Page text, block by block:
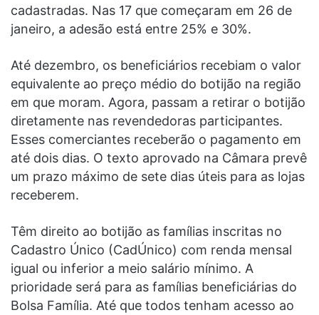
cadastradas. Nas 17 que começaram em 26 de
janeiro, a adesão está entre 25% e 30%.
Até dezembro, os beneficiários recebiam o valor
equivalente ao preço médio do botijão na região
em que moram. Agora, passam a retirar o botijão
diretamente nas revendedoras participantes.
Esses comerciantes receberão o pagamento em
até dois dias. O texto aprovado na Câmara prevê
um prazo máximo de sete dias úteis para as lojas
receberem.
Têm direito ao botijão as famílias inscritas no
Cadastro Único (CadÚnico) com renda mensal
igual ou inferior a meio salário mínimo. A
prioridade será para as famílias beneficiárias do
Bolsa Família. Até que todos tenham acesso ao